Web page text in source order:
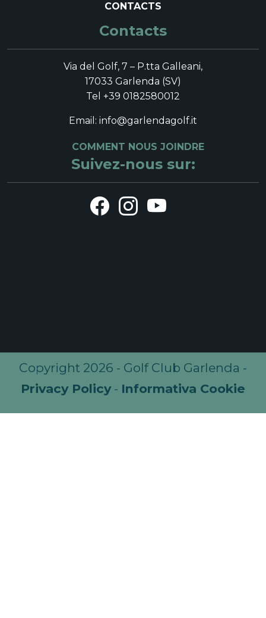
CONTACTS
Contacts
Via del Golf, 7 – P.tta Galleani,
17033 Garlenda (SV)
Tel +39 0182580012
Email: info@garlendagolf.it
COMMENT NOUS JOINDRE
Suivez-nous sur:
Copyright 2026 - Golf Club Garlenda -
Privacy Policy- Informativa Cookie